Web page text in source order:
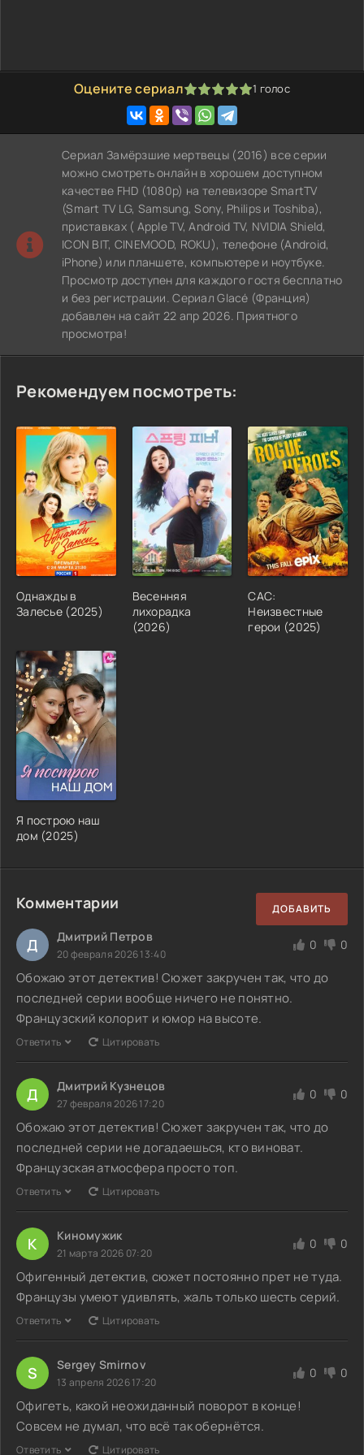
Оцените сериал
1 2 3 4 5 1 голос
Сериал Замёрзшие мертвецы (2016) все серии
можно смотреть онлайн в хорошем доступном
качестве FHD (1080p) на телевизоре SmartTV
(Smart TV LG, Samsung, Sony, Philips и Toshiba),
приставках ( Apple TV, Android TV, NVIDIA Shield,
ICON BIT, CINEMOOD, ROKU), телефоне (Android,
iPhone) или планшете, компьютере и ноутбуке.
Просмотр доступен для каждого гостя бесплатно
и без регистрации. Сериал Glacé (Франция)
добавлен на сайт 22 апр 2026. Приятного
просмотра!
Рекомендуем посмотреть:
Однажды в
Залесье (2025)
Весенняя
лихорадка
(2026)
САС:
Неизвестные
герои (2025)
Я построю наш
дом (2025)
Комментарии ДОБАВИТЬ
Д Дмитрий Петров
20 февраля 2026 13:40
0 0
Обожаю этот детектив! Сюжет закручен так, что до
последней серии вообще ничего не понятно.
Французский колорит и юмор на высоте.
Ответить Цитировать
Д Дмитрий Кузнецов
27 февраля 2026 17:20
0 0
Обожаю этот детектив! Сюжет закручен так, что до
последней серии не догадаешься, кто виноват.
Французская атмосфера просто топ.
Ответить Цитировать
К Киномужик
21 марта 2026 07:20
0 0
Офигенный детектив, сюжет постоянно прет не туда.
Французы умеют удивлять, жаль только шесть серий.
Ответить Цитировать
S Sergey Smirnov
13 апреля 2026 17:20
0 0
Офигеть, какой неожиданный поворот в конце!
Совсем не думал, что всё так обернётся.
Ответить Цитировать